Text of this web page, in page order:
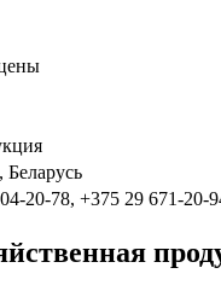
20-78, +375 29 671-20-